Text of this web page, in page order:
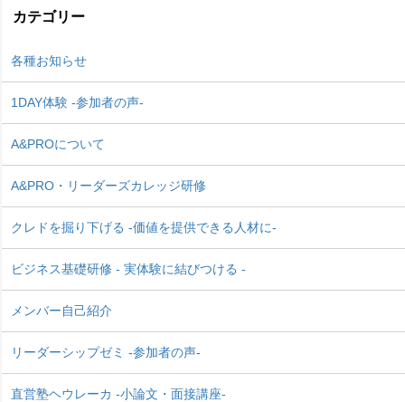
カテゴリー
各種お知らせ
1DAY体験 -参加者の声-
A&PROについて
A&PRO・リーダーズカレッジ研修
クレドを掘り下げる -価値を提供できる人材に-
ビジネス基礎研修 - 実体験に結びつける -
メンバー自己紹介
リーダーシップゼミ -参加者の声-
直営塾ヘウレーカ -小論文・面接講座-